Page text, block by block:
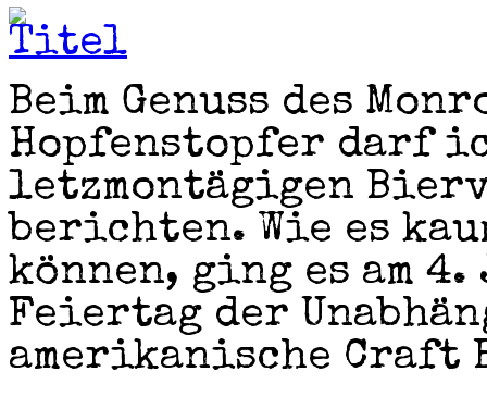
Beim Genuss des
Hopfenstopfer darf
letzmontägigen
berichten. Wie es
können, ging es am
Feiertag der
amerikanische Craft